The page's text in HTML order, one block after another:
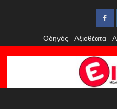
Οδηγός
Αξιοθέατα